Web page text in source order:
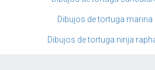
Dibujos de tortuga
Dibujos de tortuga ninja